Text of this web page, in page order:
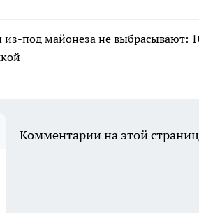
под майонеза не выбрасывают:
Комментарии на этой